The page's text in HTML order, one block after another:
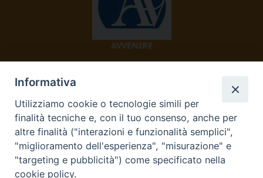
AVVENIRE
TV 2000
Informativa
Utilizziamo cookie o tecnologie simili per
finalità tecniche e, con il tuo consenso, anche per
altre finalità ("interazioni e funzionalità semplici",
"miglioramento dell'esperienza", "misurazione" e
"targeting e pubblicità") come specificato nella
cookie policy.